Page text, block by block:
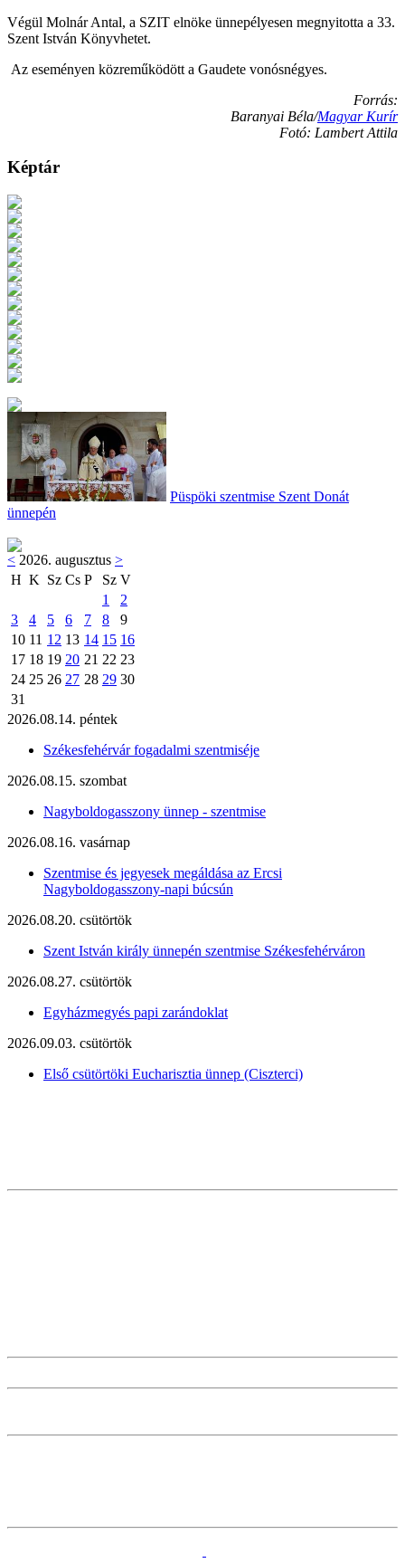
Végül Molnár Antal, a SZIT elnöke ünnepélyesen megnyitotta a 33.
Szent István Könyvhetet.
Az eseményen közreműködött a Gaudete vonósnégyes.
Forrás:
Baranyai Béla/Magyar Kurír
Fotó: Lambert Attila
Képtár
Püspöki szentmise Szent Donát
ünnepén
< 2026. augusztus >
H K Sz Cs P Sz V
1
2
3
4 5 6 7 8
9
10 11 12 13 14 15 16
17 18 19 20 21 22 23
24 25 26 27 28 29 30
31
2026.08.14. péntek
Székesfehérvár fogadalmi szentmiséje
2026.08.15. szombat
Nagyboldogasszony ünnep - szentmise
2026.08.16. vasárnap
Szentmise és jegyesek megáldása az Ercsi
Nagyboldogasszony-napi búcsún
2026.08.20. csütörtök
Szent István király ünnepén szentmise Székesfehérváron
2026.08.27. csütörtök
Egyházmegyés papi zarándoklat
2026.09.03. csütörtök
Első csütörtöki Eucharisztia ünnep (Ciszterci)